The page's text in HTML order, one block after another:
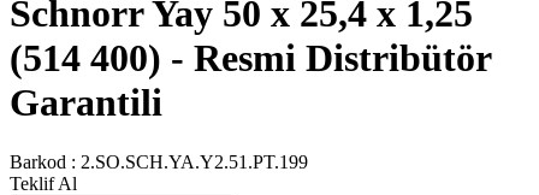
Schnorr Yay 50 x 25,4 x 1,25
(514 400) - Resmi Distribütör
Garantili
Barkod : 2.SO.SCH.YA.Y2.51.PT.199
Teklif Al